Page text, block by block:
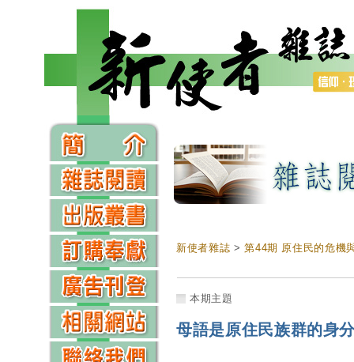
新使者雜誌 >第44期 原住民的危機
本期主題
母語是原住民族群的身